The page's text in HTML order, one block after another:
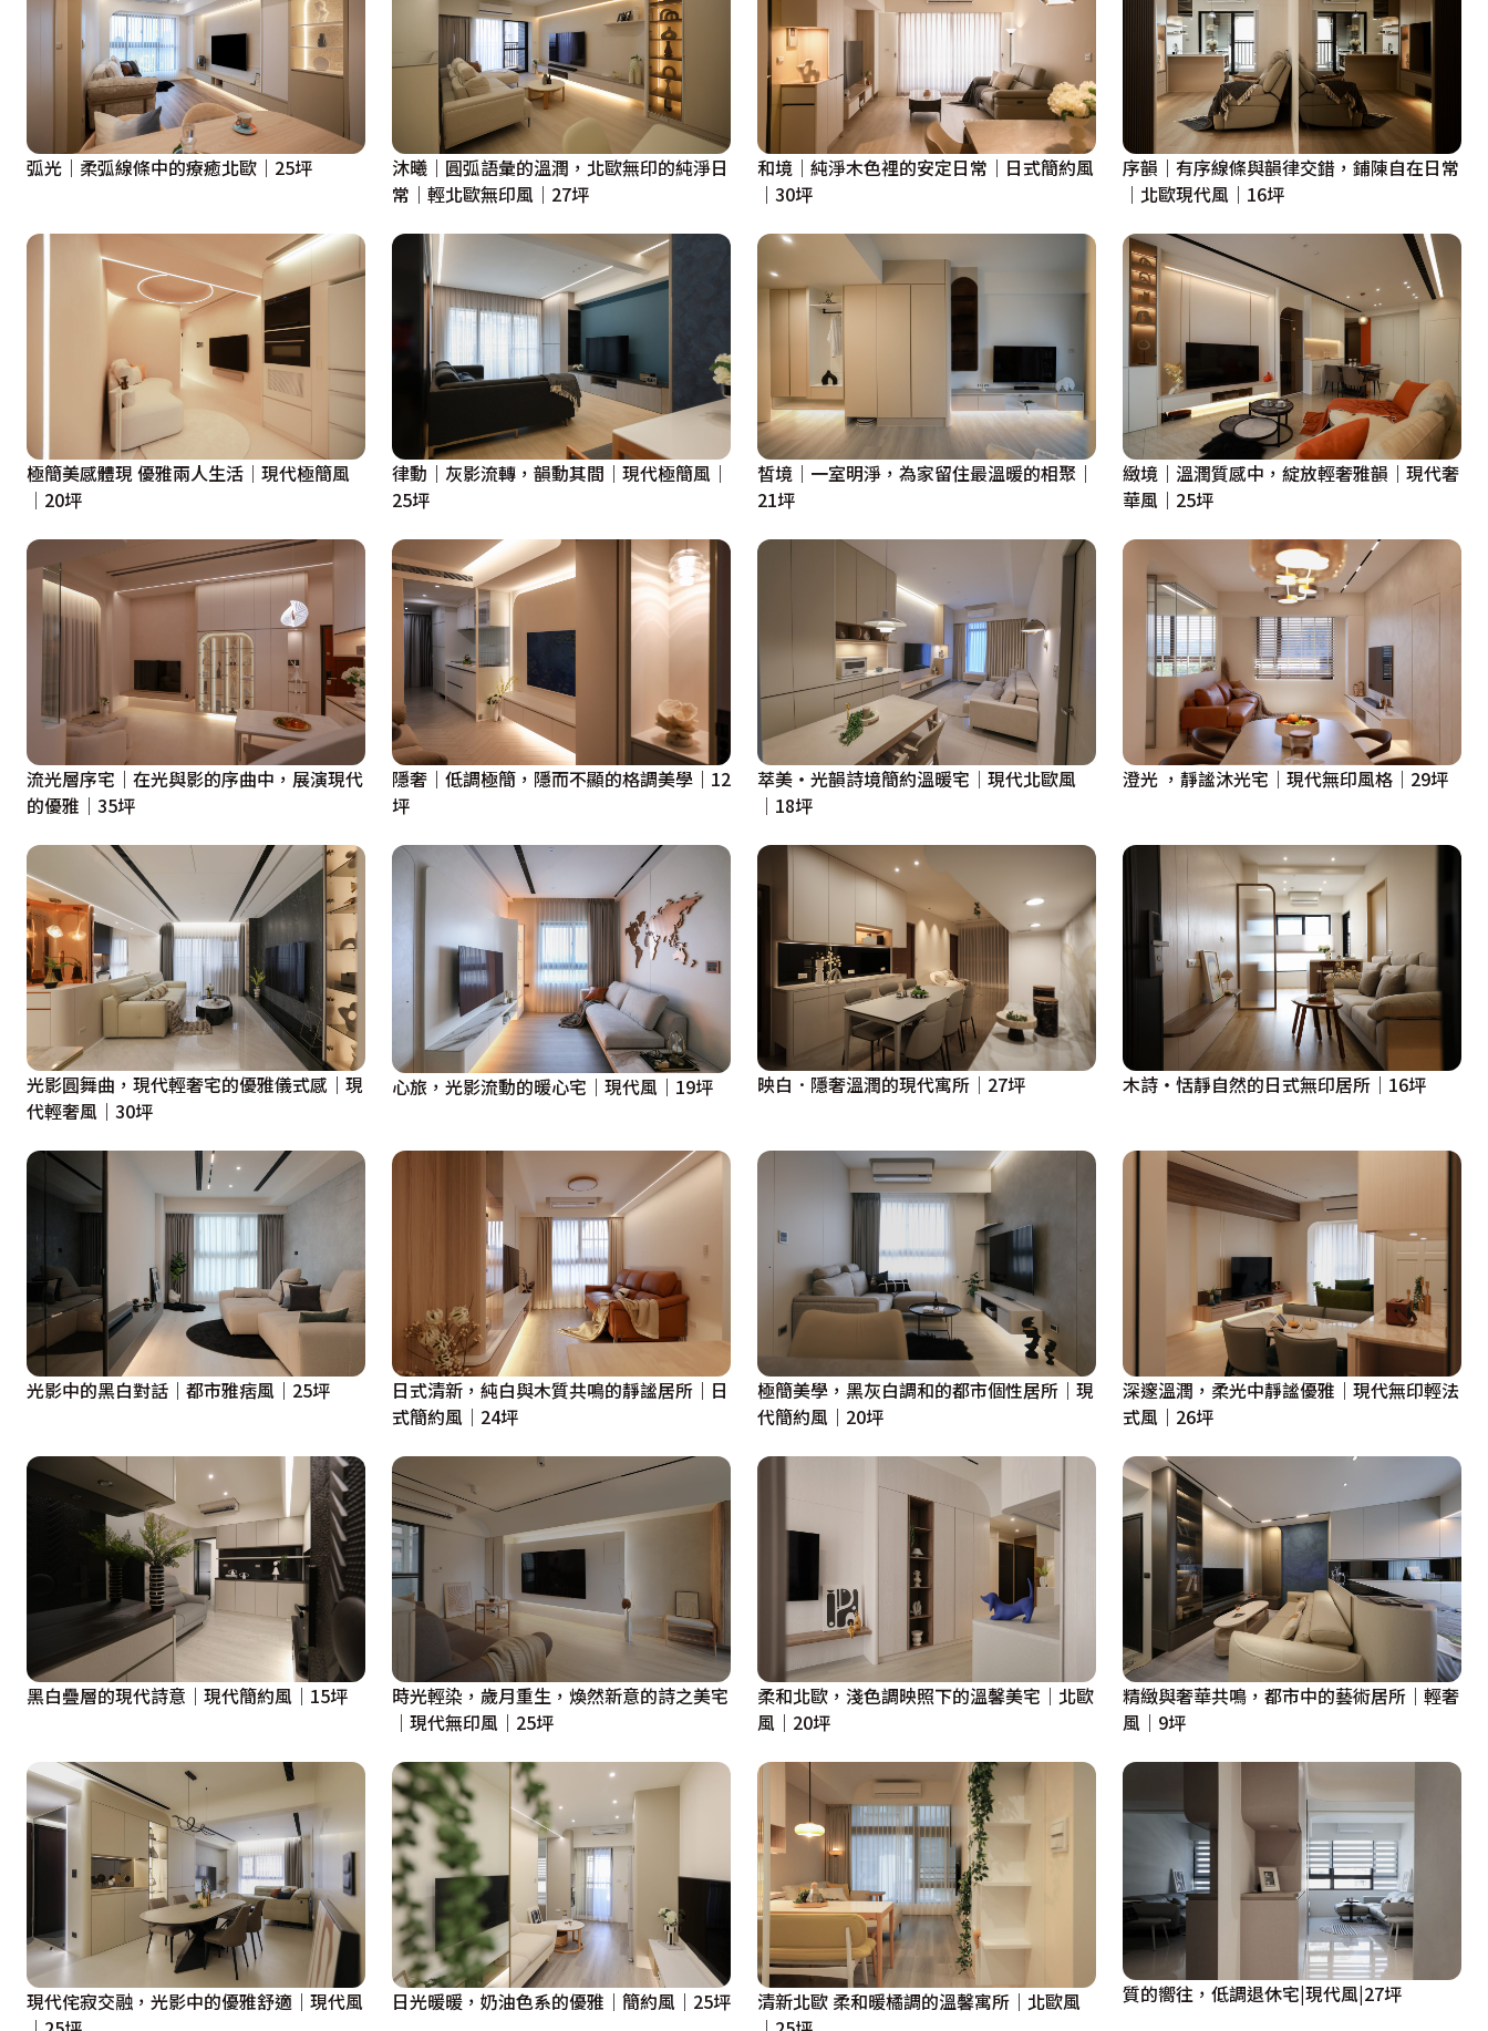
讓屋主一家重新梳理生活的樣貌
譜寫並儲放更多的人生篇章
設計概念文字為【無境設計】提供
弧光｜柔弧線條中的療癒北歐｜25坪
沐曦｜圓弧語彙的溫潤，北歐無印的純淨日
常｜輕北歐無印風｜27坪
和境｜純淨木色裡的安定日常｜日式簡約風
｜30坪
序韻｜有序線條與韻律交錯，鋪陳自在日常
｜北歐現代風｜16坪
極簡美感體現 優雅兩人生活│現代極簡風
│20坪
律動｜灰影流轉，韻動其間｜現代極簡風｜
25坪
皙境｜一室明淨，為家留住最溫暖的相聚｜
21坪
緻境｜溫潤質感中，綻放輕奢雅韻｜現代奢
華風｜25坪
流光層序宅｜在光與影的序曲中，展演現代
的優雅｜35坪
隱奢｜低調極簡，隱而不顯的格調美學｜12
坪
萃美・光韻詩境簡約溫暖宅│現代北歐風
│18坪
澄光 ，靜謐沐光宅｜現代無印風格｜29坪
光影圓舞曲，現代輕奢宅的優雅儀式感｜現
代輕奢風｜30坪
心旅，光影流動的暖心宅｜現代風｜19坪 映白．隱奢溫潤的現代寓所│27坪 木詩・恬靜自然的日式無印居所｜16坪
光影中的黑白對話｜都市雅痞風｜25坪
日式清新，純白與木質共鳴的靜謐居所｜日
式簡約風｜24坪
極簡美學，黑灰白調和的都市個性居所｜現
代簡約風｜20坪
深邃溫潤，柔光中靜謐優雅｜現代無印輕法
式風｜26坪
黑白疊層的現代詩意｜現代簡約風｜15坪
時光輕染，歲月重生，煥然新意的詩之美宅
｜現代無印風｜25坪
柔和北歐，淺色調映照下的溫馨美宅｜北歐
風｜20坪
精緻與奢華共鳴，都市中的藝術居所｜輕奢
風｜9坪
現代侘寂交融，光影中的優雅舒適｜現代風
日光暖暖，奶油色系的優雅｜簡約風｜25坪
清新北歐 柔和暖橘調的溫馨寓所｜北歐風
質的嚮往，低調退休宅|現代風|27坪